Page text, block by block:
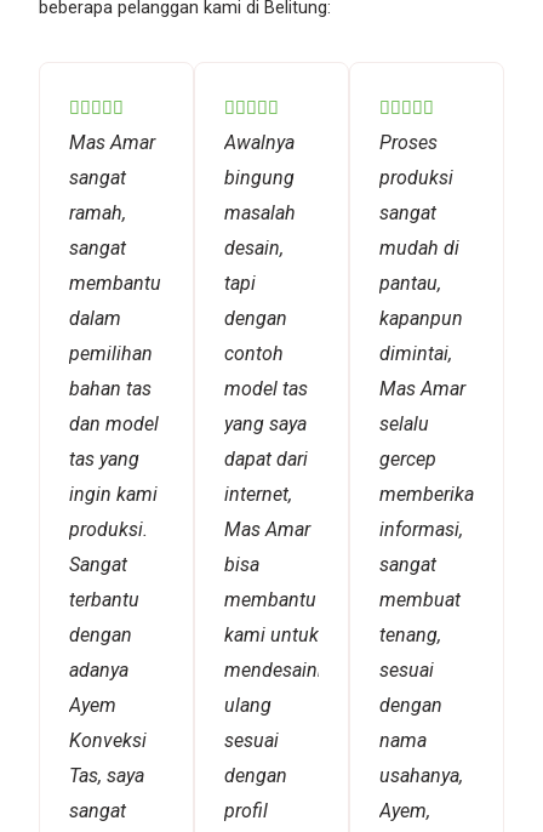
beberapa pelanggan kami di Belitung:
    Rated
5
out
5
Mas Amar
sangat
ramah,
sangat
membantu
dalam
pemilihan
bahan tas
dan model
tas yang
ingin kami
produksi.
Sangat
terbantu
dengan
adanya
Ayem
Konveksi
Tas, saya
sangat
    Rated
5
out
of
Awalnya
bingung
masalah
desain,
tapi
dengan
contoh
model tas
yang saya
dapat dari
internet,
Mas Amar
bisa
membantu
kami untuk
mendesainnya
ulang
sesuai
dengan
profil
    
5
out
of
Proses
produksi
sangat
mudah di
pantau,
kapanpun
dimintai,
Mas Amar
selalu
gercep
memberikan
informasi,
sangat
membuat
tenang,
sesuai
dengan
nama
usahanya,
Ayem,